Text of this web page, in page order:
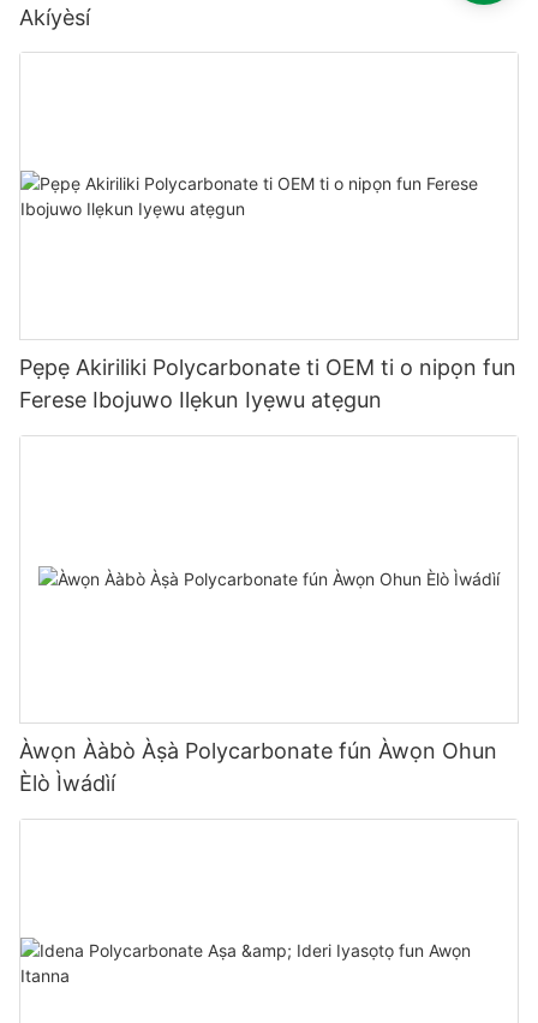
Akíyèsí
Pẹpẹ Akiriliki Polycarbonate ti OEM ti o nipọn fun
Ferese Ibojuwo Ilẹkun Iyẹwu atẹgun
Àwọn Ààbò Àṣà Polycarbonate fún Àwọn Ohun
Èlò Ìwádìí